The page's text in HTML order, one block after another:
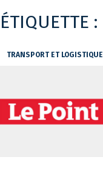
ÉTIQUETTE :
TRANSPORT ET LOGISTIQUE